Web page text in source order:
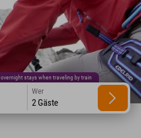
stays when traveling by train
Wer
2 Gäste